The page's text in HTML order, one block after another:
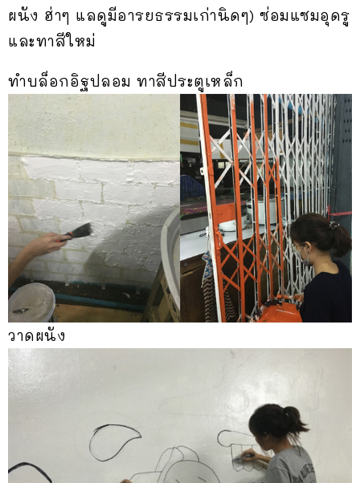
ผนัง ฮ่าๆ แลดูมีอารยธรรมเก่านิดๆ) ซ่อมแซมอุดรู
และทาสีใหม่
ทำบล็อกอิฐปลอม ทาสีประตูเหล็ก
วาดผนัง